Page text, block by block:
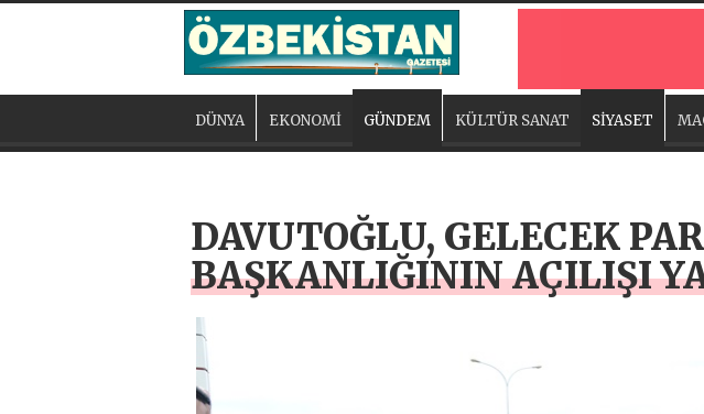
DÜNYA EKONOMİ GÜNDEM KÜLTÜR SANAT SİYASET
DAVUTOĞLU, GELECEK
BAŞKANLIĞININ AÇILIŞI